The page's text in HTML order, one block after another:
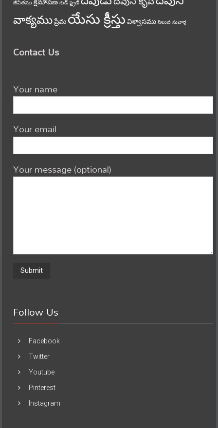
జీవితము క్షమాపణ గుడ్ ఫ్రైడే
వాక్యముప్రేమ యేసు క్రీస్తు విశ్వాసము సిలువ సువార్త
Contact Us
Your name
Your email
Your message (optional)
Follow Us
Facebook
Twitter
Youtube
Pinterest
Instagram